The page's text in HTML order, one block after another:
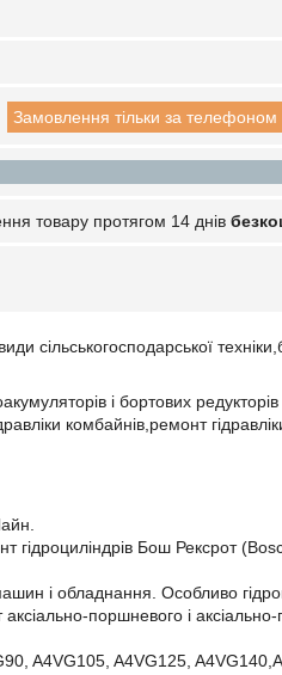
Замовлення тільки за телефоном
товару протягом 14 днів
сільськогосподарської
і бортових
комбайнів,ремонт
гідроциліндрів Бош Рексрот
і обладнання. Особливо
поршневого і
A4VG105, A4VG125,